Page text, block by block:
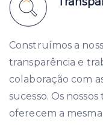
Construímos a
transparência e
colaboração com
sucesso. Os
oferecem a